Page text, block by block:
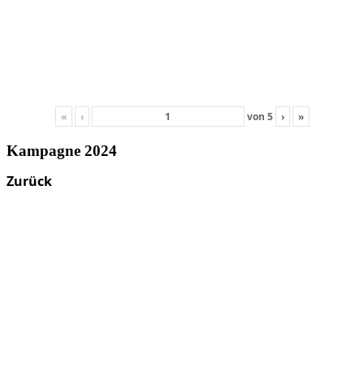
« ‹ von 5 › »
Kampagne 2024
Zurück